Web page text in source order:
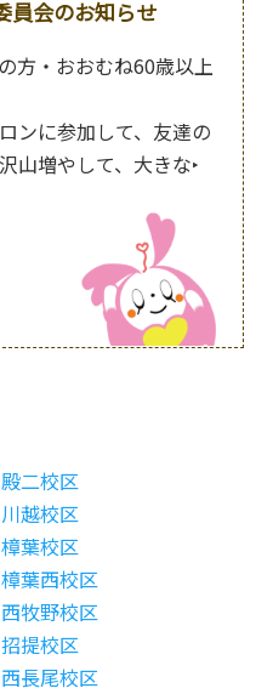
員会のお知らせ
方・おおむね60歳以上
ンに参加して、友達の
山増やして、大きな‣
殿二校区
川越校区
樟葉校区
樟葉西校区
西牧野校区
招提校区
西長尾校区